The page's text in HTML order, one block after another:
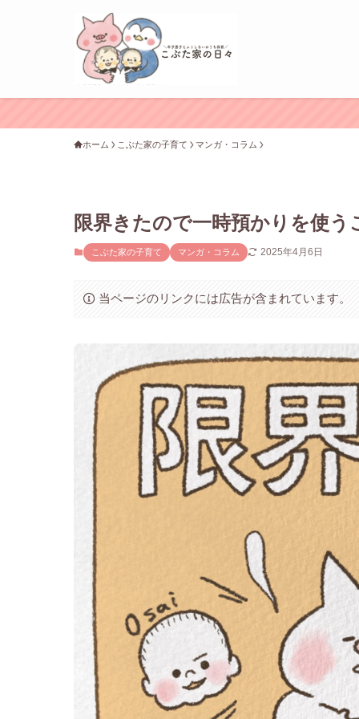
ホーム こぶた家の子育て マンガ・コラム
限界きたので一時預かりを使う
こぶた家の子育て マンガ・コラム 2025年4月6日
当ページのリンクには広告が含まれています。